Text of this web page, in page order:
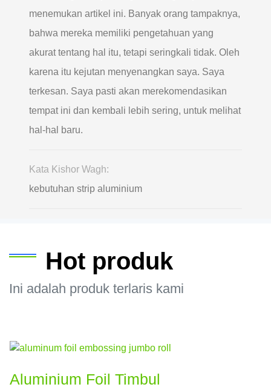
menemukan artikel ini. Banyak orang tampaknya,
bahwa mereka memiliki pengetahuan yang
akurat tentang hal itu, tetapi seringkali tidak. Oleh
karena itu kejutan menyenangkan saya. Saya
terkesan. Saya pasti akan merekomendasikan
tempat ini dan kembali lebih sering, untuk melihat
hal-hal baru.
Kata Kishor Wagh:
kebutuhan strip aluminium
Hot produk
Ini adalah produk terlaris kami
Aluminium Foil Timbul